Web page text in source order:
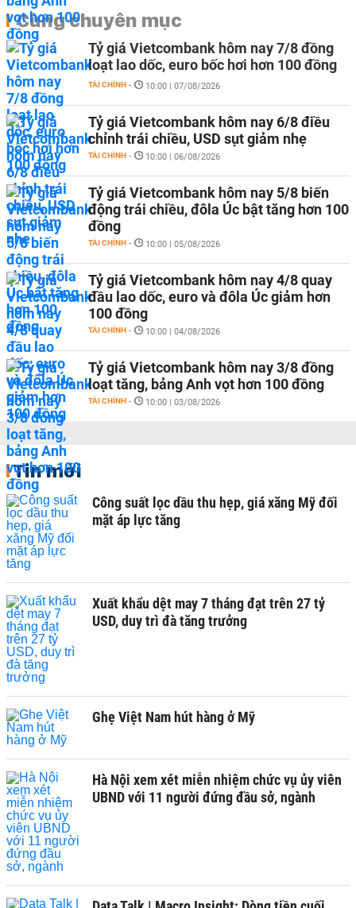
Cùng chuyên mục
Tỷ giá Vietcombank hôm nay 7/8 đồng
loạt lao dốc, euro bốc hơi hơn 100 đồng
TÀI CHÍNH - 10:00 | 07/08/2026
Tỷ giá Vietcombank hôm nay 6/8 điều
chỉnh trái chiều, USD sụt giảm nhẹ
TÀI CHÍNH - 10:00 | 06/08/2026
Tỷ giá Vietcombank hôm nay 5/8 biến
động trái chiều, đôla Úc bật tăng hơn 100
đồng
TÀI CHÍNH - 10:00 | 05/08/2026
Tỷ giá Vietcombank hôm nay 4/8 quay
đầu lao dốc, euro và đôla Úc giảm hơn
100 đồng
TÀI CHÍNH - 10:00 | 04/08/2026
Tỷ giá Vietcombank hôm nay 3/8 đồng
loạt tăng, bảng Anh vọt hơn 100 đồng
TÀI CHÍNH - 10:00 | 03/08/2026
Tin mới
Công suất lọc dầu thu hẹp, giá xăng Mỹ đối
mặt áp lực tăng
Xuất khẩu dệt may 7 tháng đạt trên 27 tỷ
USD, duy trì đà tăng trưởng
Ghẹ Việt Nam hút hàng ở Mỹ
Hà Nội xem xét miễn nhiệm chức vụ ủy viên
UBND với 11 người đứng đầu sở, ngành